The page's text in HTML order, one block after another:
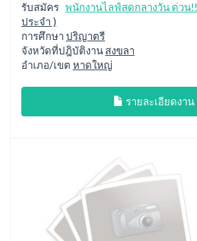
รับสมัคร พนักงานไลฟ์สดกลางวัน ด่วน!!
ประจำ )
การศึกษา ปริญาตรี
จังหวัดที่ปฎิบัติงาน สงขลา
อำเภอ/เขต หาดใหญ่
รายละเอียดงาน